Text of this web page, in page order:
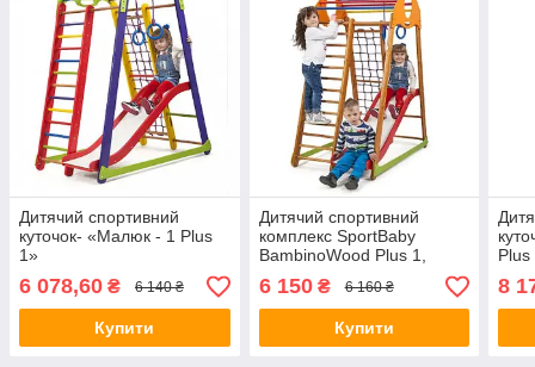
Дитячий спортивний
куточок- «Малюк - 1 Plus
1»
6 078,60 ₴ 6 140 ₴
Купити
Дитячий спортивний
комплекс SportBaby
BambinoWood Plus 1,
Україна
6 150₴ 6 160 ₴
Купити
8